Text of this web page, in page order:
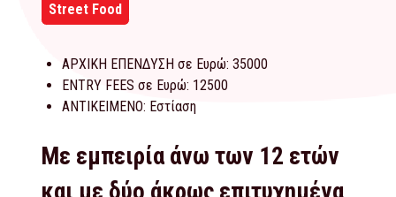
Street Food
ΑΡΧΙΚΗ ΕΠΕΝΔΥΣΗ σε Ευρώ: 35000
ENTRY FEES σε Ευρώ: 12500
ΑΝΤΙΚΕΙΜΕΝΟ: Εστίαση
Με εμπειρία άνω των 12 ετών